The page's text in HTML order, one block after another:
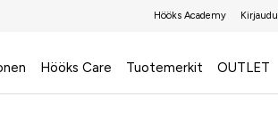
Hööks Academy Kirjaudu
Hööks Care Tuotemerkit OUTLET